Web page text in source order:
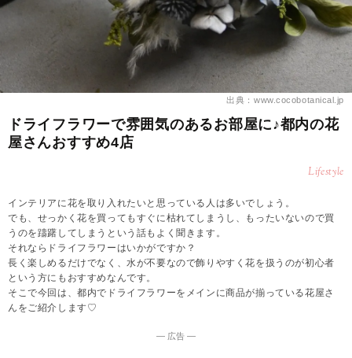
出典：www.cocobotanical.jp
ドライフラワーで雰囲気のあるお部屋に♪都内の花
屋さんおすすめ4店
Lifestyle
インテリアに花を取り入れたいと思っている人は多いでしょう。
でも、せっかく花を買ってもすぐに枯れてしまうし、もったいないので買
うのを躊躇してしまうという話もよく聞きます。
それならドライフラワーはいかがですか？
長く楽しめるだけでなく、水が不要なので飾りやすく花を扱うのが初心者
という方にもおすすめなんです。
そこで今回は、都内でドライフラワーをメインに商品が揃っている花屋さ
んをご紹介します♡
― 広告 ―